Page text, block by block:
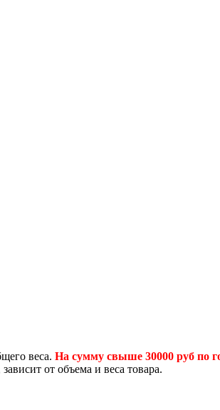
веса. На сумму свыше 30000 руб
от объема и веса товара.